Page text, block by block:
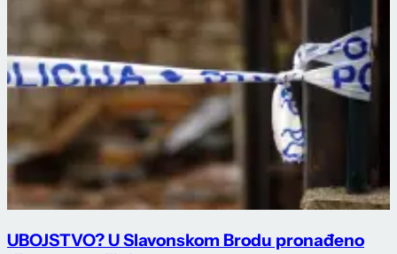
UBOJSTVO? U Slavonskom Brodu pronađeno